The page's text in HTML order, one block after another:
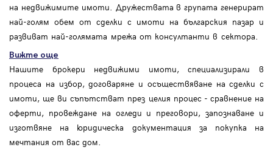
на недвижимите имоти. Дружествата в групата генерират
най-голям обем от сделки с имоти на българския пазар и
развиват най-голямата мрежа от консултанти в сектора.
Вижте още
Нашите брокери недвижими имоти, специализирали в
процеса на избор, договаряне и осъществяване на сделки с
имоти, ще ви съпътстват през целия процес - сравнение на
оферти, провеждане на огледи и преговори, запознаване и
изготвяне на юридическа документация за покупка на
мечтания от вас дом.